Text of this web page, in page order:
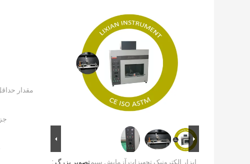
تصویر بزرگ :ابزار الکترونیک تجهیزات آزمایش سیم
مقدار